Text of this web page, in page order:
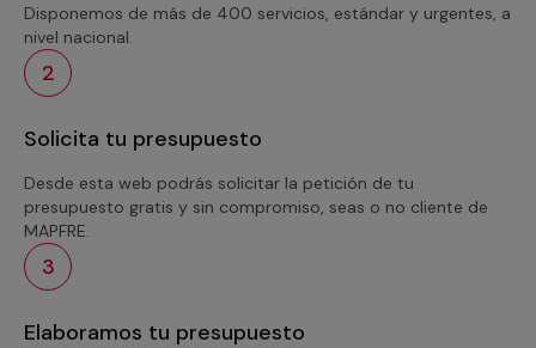
Disponemos de más de 400 servicios, estándar y urgentes, a
nivel nacional.
2
Solicita tu presupuesto
Desde esta web podrás solicitar la petición de tu
presupuesto gratis y sin compromiso, seas o no cliente de
MAPFRE.
3
Elaboramos tu presupuesto